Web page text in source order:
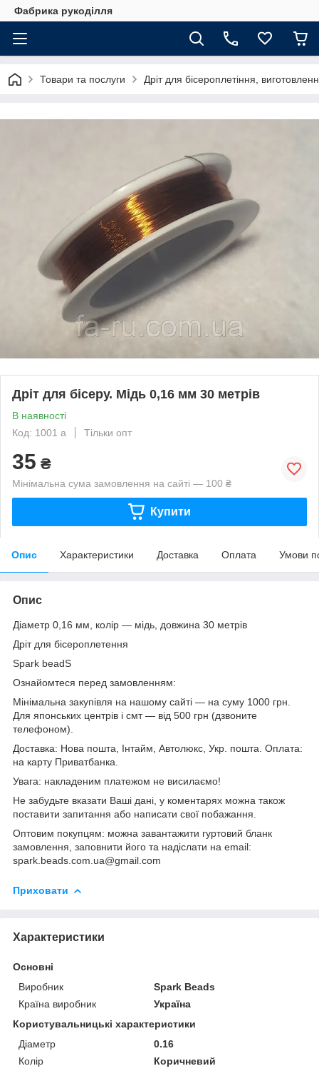
Фабрика рукоділля
Товари та послуги Дріт для бісероплетіння,
Дріт для бісеру. Мідь 0,16 мм 30 метрів
В наявності
Код: 1001 а
Тільки опт
35 ₴
Мінімальна сума замовлення на сайті — 100 ₴
Купити
Опис Характеристики Доставка Оплата Умови
Опис
Діаметр 0,16 мм, колір — мідь, довжина 30 метрів
Дріт для бісероплетення
Spark beadS
Ознайомтеся перед замовленням:
Мінімальна закупівля на нашому сайті — на суму 1000 грн.
Для японських центрів і смт — від 500 грн (дзвоните
телефоном).
Доставка: Нова пошта, Інтайм, Автолюкс, Укр. пошта. Оплата:
на карту Приватбанка.
Увага: накладеним платежом не висилаємо!
Не забудьте вказати Ваші дані, у коментарях можна також
поставити запитання або написати свої побажання.
Оптовим покупцям: можна завантажити гуртовий бланк
замовлення, заповнити його та надіслати на email:
spark.beads.com.ua@gmail.com
Приховати
Характеристики
Основні
Виробник
Spark Beads
Країна виробник
Україна
Користувальницькі характеристики
Діаметр
0.16
Колір
Коричневий